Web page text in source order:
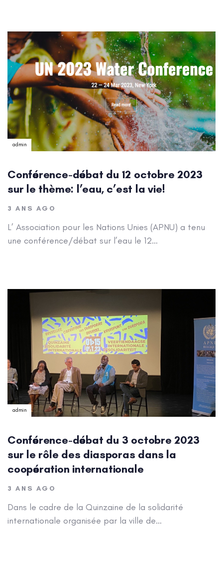
Author:
admin
Conférence-débat du 12 octobre 2023
sur le thème: l’eau, c’est la vie!
3 ANS AGO
L’ Association pour les Nations Unies (APNU) a tenu
une conférence/débat sur l’eau le 12…
admin
Conférence-débat du 3 octobre 2023
sur le rôle des diasporas dans la
coopération internationale
3 ANS AGO
Dans le cadre de la Quinzaine de la solidarité
internationale organisée par la ville de…